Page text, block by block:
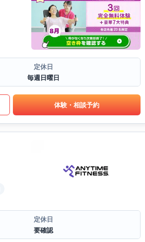
定休日
毎週日曜日
体験・相談予約
定休日
要確認